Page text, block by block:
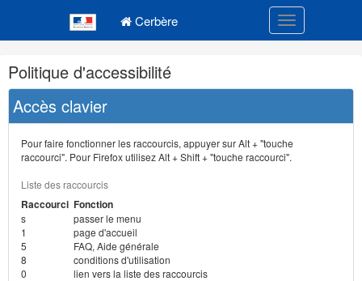
Cerbère Toggle
Navigation
et
outils
annexes
Politique d'accessibilité
Accès clavier
Pour faire fonctionner les raccourcis, appuyer sur Alt + "touche
raccourci". Pour Firefox utilisez Alt + Shift + "touche raccourci".
Liste des raccourcis
Raccourci Fonction
s
passer le menu
1
page d'accueil
5
FAQ, Aide générale
8
conditions d'utilisation
0
lien vers la liste des raccourcis